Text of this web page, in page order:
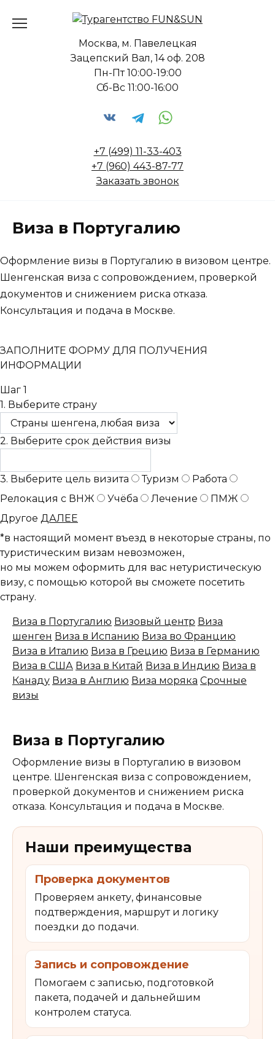
Москва, м. Павелецкая
Зацепский Вал, 14 оф. 208
Пн-Пт 10:00-19:00
Сб-Вс 11:00-16:00
+7 (499) 11-33-403
+7 (960) 443-87-77
Заказать звонок
Виза в Португалию
Оформление визы в Португалию в визовом центре.
Шенгенская виза с сопровождением, проверкой
документов и снижением риска отказа.
Консультация и подача в Москве.
ЗАПОЛНИТЕ ФОРМУ ДЛЯ ПОЛУЧЕНИЯ
ИНФОРМАЦИИ
Шаг 1
1. Выберите страну
2. Выберите срок действия визы
3. Выберите цель визита Туризм
Работа
Релокация с ВНЖ
Учёба Лечение
ПМЖ
Другое ДАЛЕЕ
*в настоящий момент въезд в некоторые страны, по
туристическим визам невозможен,
но мы можем оформить для вас нетуристическую
визу, с помощью которой вы сможете посетить
страну.
Виза в Португалию Визовый центр Виза
шенген Виза в Испанию Виза во Францию
Виза в Италию Виза в Грецию Виза в Германию
Виза в США Виза в Китай Виза в Индию Виза в
Канаду Виза в Англию Виза моряка Срочные
визы
Виза в Португалию
Оформление визы в Португалию в визовом
центре. Шенгенская виза с сопровождением,
проверкой документов и снижением риска
отказа. Консультация и подача в Москве.
Наши преимущества
Проверка документов
Проверяем анкету, финансовые
подтверждения, маршрут и логику
поездки до подачи.
Запись и сопровождение
Помогаем с записью, подготовкой
пакета, подачей и дальнейшим
контролем статуса.